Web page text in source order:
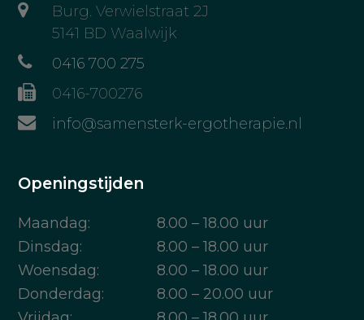
Burg. Verwielstraat 2J
5141 BD Waalwijk
0416 700 275
0416-700276
info@samensterk-ergotherapie.nl
Openingstijden
Maandag:
8.00 – 18.00 uur
Dinsdag:
8.00 – 18.00 uur
Woensdag:
8.00 – 18.00 uur
Donderdag:
8.00 – 20.00 uur